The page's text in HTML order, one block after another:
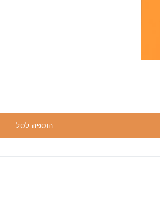
הוספה לסל